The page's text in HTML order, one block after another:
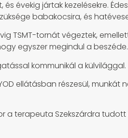
évekig jártak kezelésekre.
babakocsira, és
TSMT-tornát végeztek,
egyszer megindul a beszéde.
kommunikál a külvilággal.
ellátásban részesül, munkát
a terapeuta Szekszárdra tudott